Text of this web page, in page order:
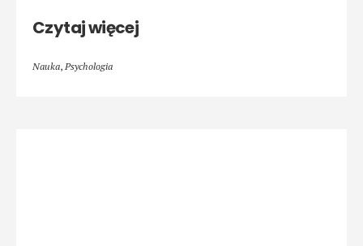
Czytaj więcej
Nauka, Psychologia